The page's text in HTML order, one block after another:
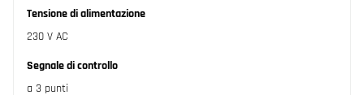
Tensione di alimentazione
230 V AC
Segnale di controllo
a 3 punti